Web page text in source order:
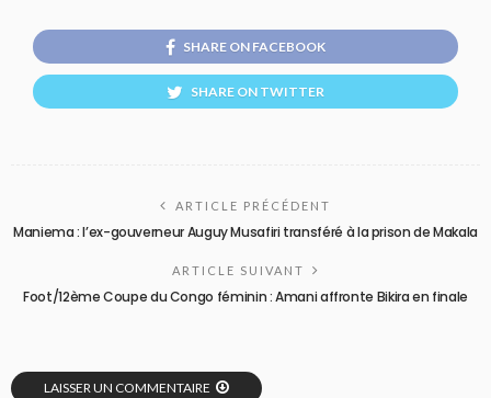
SHARE ON FACEBOOK
SHARE ON TWITTER
ARTICLE PRÉCÉDENT
Maniema : l’ex-gouverneur Auguy Musafiri transféré à la prison de Makala
ARTICLE SUIVANT
Foot/12ème Coupe du Congo féminin : Amani affronte Bikira en finale
LAISSER UN COMMENTAIRE